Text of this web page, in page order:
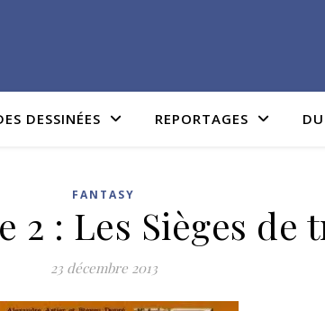
DESSINÉES REPORTAGES
FANTASY
2 : Les Sièges de
23 décembre 2013